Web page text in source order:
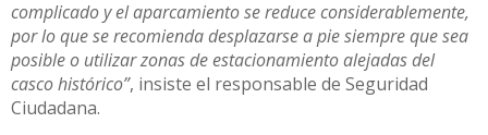
complicado y el aparcamiento se reduce considerablemente,
por lo que se recomienda desplazarse a pie siempre que sea
posible o utilizar zonas de estacionamiento alejadas del
casco histórico”, insiste el responsable de Seguridad
Ciudadana.